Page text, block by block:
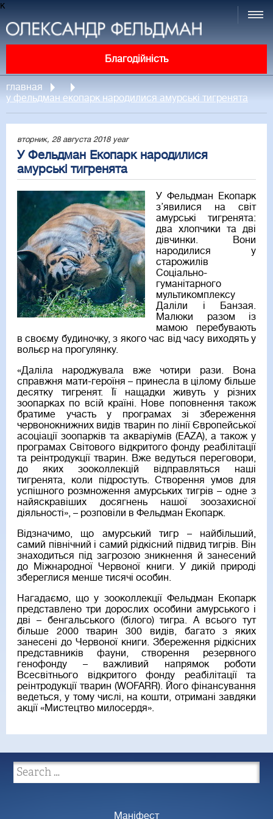
к
Благодійність
главная
у фельдман екопарк народилися амурські тигренята
вторник, 28 августа 2018 year
У Фельдман Екопарк народилися
амурські тигренята
У Фельдман Екопарк
з’явилися на світ
амурські тигренята:
два хлопчики та дві
дівчинки. Вони
народилися у
старожилів
Соціально-
гуманітарного
мультикомплексу
Даліли і Банзая.
Малюки разом із
мамою перебувають
в своєму будиночку, з якого час від часу виходять у
вольєр на прогулянку.
«Даліла народжувала вже чотири рази. Вона
справжня мати-героїня – принесла в цілому більше
десятку тигренят. Її нащадки живуть у різних
зоопарках по всій країні. Нове поповнення також
братиме участь у програмах зі збереження
червонокнижних видів тварин по лінії Європейської
асоціації зоопарків та акваріумів (ЕAZA), а також у
програмах Світового відкритого фонду реабілітації
та реінтродукції тварин. Вже ведуться переговори,
до яких зооколлекцій відправляться наші
тигренята, коли підростуть. Створення умов для
успішного розмноження амурських тигрів – одне з
найяскравіших досягнень нашої зоозахисної
діяльності», – розповіли в Фельдман Екопарк.
Відзначимо, що амурський тигр – найбільший,
самий північний і самий рідкісний підвид тигрів. Він
знаходиться під загрозою зникнення й занесений
до Міжнародної Червоної книги. У дикій природі
збереглися менше тисячі особин.
Нагадаємо, що у зооколлекції Фельдман Екопарк
представлено три дорослих особини амурського і
дві – бенгальського (білого) тигра. А всього тут
більше 2000 тварин 300 видів, багато з яких
занесені до Червоної книги. Збереження рідкісних
представників фауни, створення резервного
генофонду – важливий напрямок роботи
Всесвітнього відкритого фонду реабілітації та
реінтродукції тварин (WOFARR). Його фінансування
ведеться, у тому числі, на кошти, отримані завдяки
акції «Мистецтво милосердя».
Маніфест